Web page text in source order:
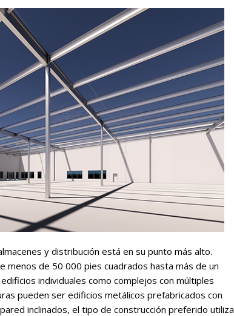
y distribución está en su punto más alto.
menos de 50 000 pies cuadrados hasta más de un
individuales como complejos con múltiples
pueden ser edificios metálicos prefabricados con
inclinados, el tipo de construcción preferido utiliza